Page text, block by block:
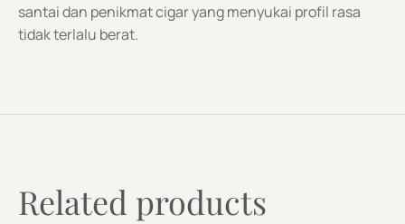
santai dan penikmat cigar yang menyukai profil rasa
tidak terlalu berat.
Related products